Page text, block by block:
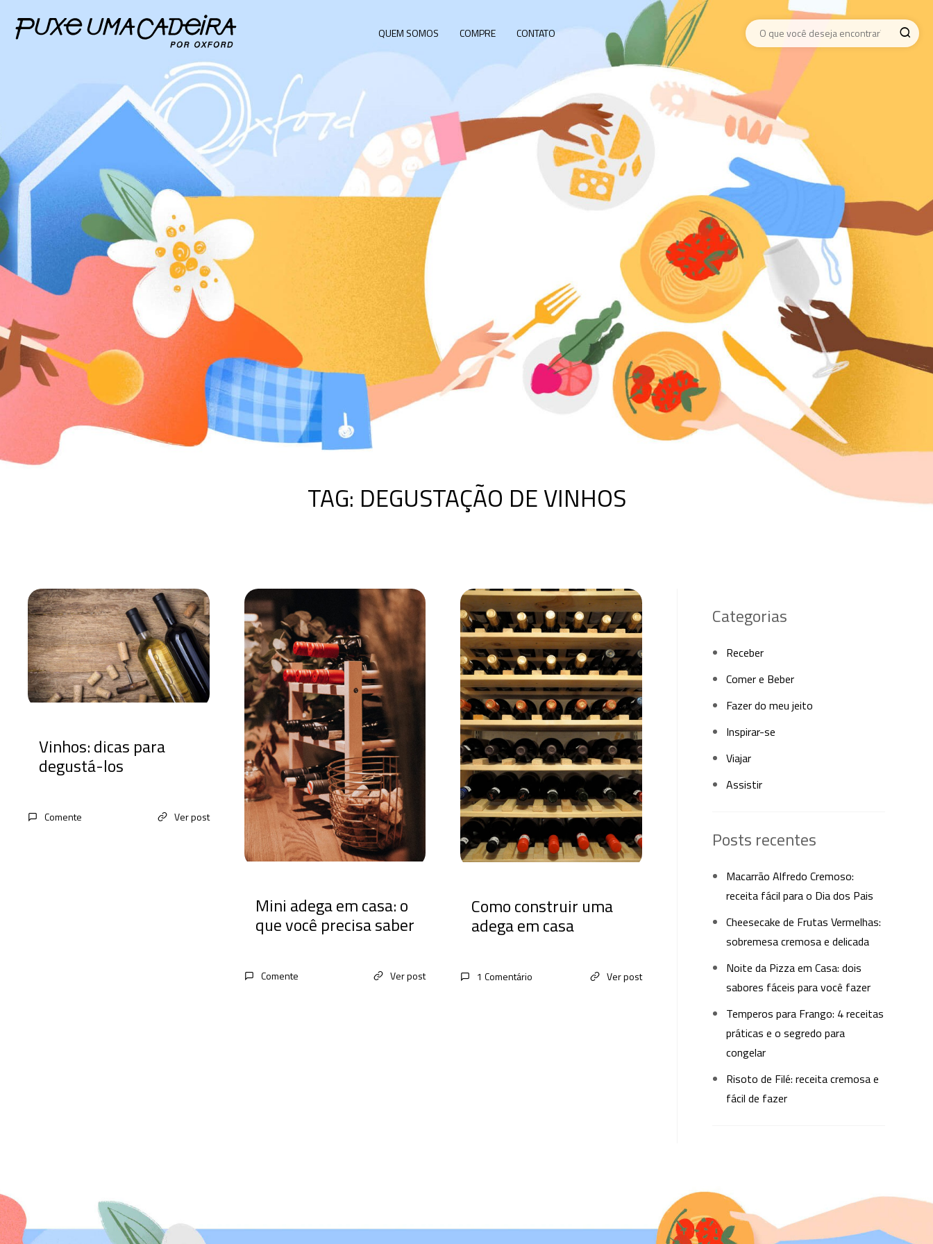
QUEM SOMOS COMPRE CONTATO
TAG: DEGUSTAÇÃO DE VINHOS
Vinhos: dicas para
degustá-los
Comente Ver post
Mini adega em casa: o
que você precisa saber
Comente Ver post
Como construir uma
adega em casa
1 Comentário Ver post
Categorias
Receber
Comer e Beber
Fazer do meu jeito
Inspirar-se
Viajar
Assistir
Posts recentes
Macarrão Alfredo Cremoso:
receita fácil para o Dia dos Pais
Cheesecake de Frutas Vermelhas:
sobremesa cremosa e delicada
Noite da Pizza em Casa: dois
sabores fáceis para você fazer
Temperos para Frango: 4 receitas
práticas e o segredo para
congelar
Risoto de Filé: receita cremosa e
fácil de fazer